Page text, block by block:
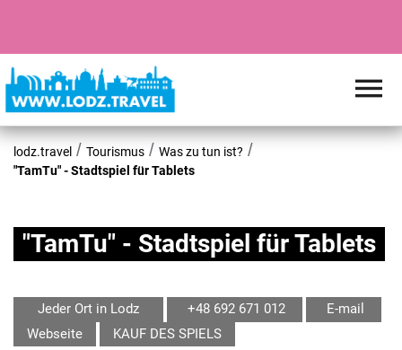
lodz.travel Tourismus
Was zu tun ist?
"TamTu" - Stadtspiel für Tablets
"TamTu" - Stadtspiel für Tablets
Jeder Ort in Lodz +48 692 671 012
E-mail
Webseite
KAUF DES SPIELS